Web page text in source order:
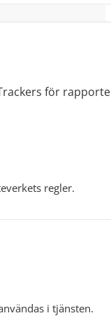
för
regler.
i tjänsten.